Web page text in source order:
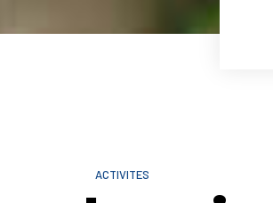
ACTIVITES